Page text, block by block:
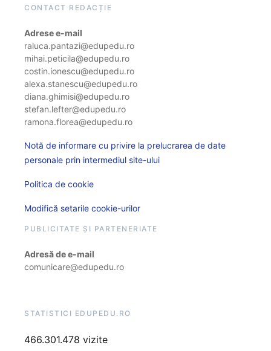
CONTACT REDACȚIE
Adrese e-mail
raluca.pantazi@edupedu.ro
mihai.peticila@edupedu.ro
costin.ionescu@edupedu.ro
alexa.stanescu@edupedu.ro
diana.ghimisi@edupedu.ro
stefan.lefter@edupedu.ro
ramona.florea@edupedu.ro
Notă de informare cu privire la prelucrarea de date
personale prin intermediul site-ului
Politica de cookie
Modifică setarile cookie-urilor
PUBLICITATE ȘI PARTENERIATE
Adresă de e-mail
comunicare@edupedu.ro
STATISTICI EDUPEDU.RO
466.301.478 vizite